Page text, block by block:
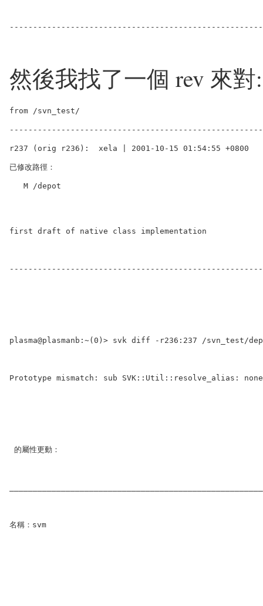
然後我找了一個 rev 來對:
from /svn_test/
r237 (orig r236):  xela | 2001-10-15 01:54:55 +0800
已修改路徑：
   M /depot
first draft of native class implementation
plasma@plasmanb:~(0)> svk diff -r236:237 /svn_test/
Prototype mismatch: sub SVK::Util::resolve_alias:
的屬性更動：
名稱：svm